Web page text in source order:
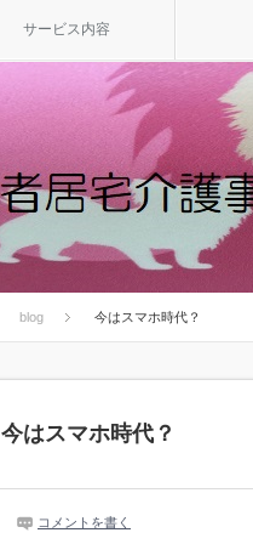
サービス内容
blog 今はスマホ時代？
今はスマホ時代？
コメントを書く